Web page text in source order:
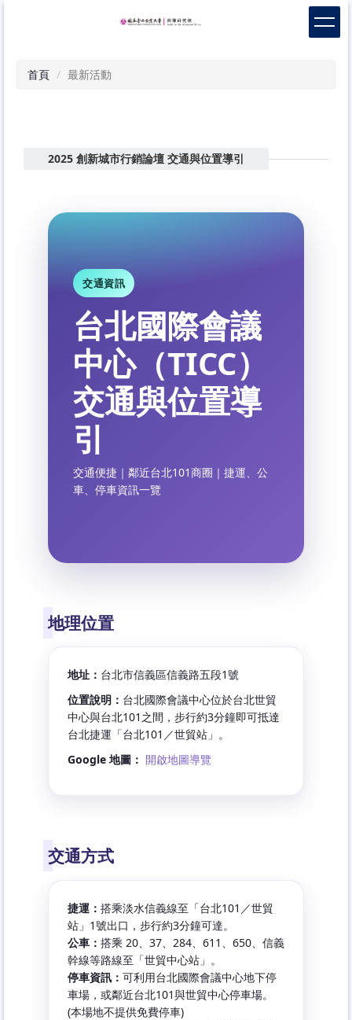
首頁 最新活動
2025 創新城市行銷論壇 交通與位置導引
交通資訊
台北國際會議
中心（TICC）
交通與位置導
引
交通便捷｜鄰近台北101商圈｜捷運、公
車、停車資訊一覽
地理位置
地址： 台北市信義區信義路五段1號
位置說明： 台北國際會議中心位於台北世貿
中心與台北101之間，步行約3分鐘即可抵達
台北捷運「台北101／世貿站」。
Google 地圖： 開啟地圖導覽
交通方式
捷運： 搭乘淡水信義線至「台北101／世貿
站」1號出口，步行約3分鐘可達。
公車： 搭乘 20、37、284、611、650、信義
幹線等路線至「世貿中心站」。
停車資訊： 可利用台北國際會議中心地下停
車場，或鄰近台北101與世貿中心停車場。
(本場地不提供免費停車)